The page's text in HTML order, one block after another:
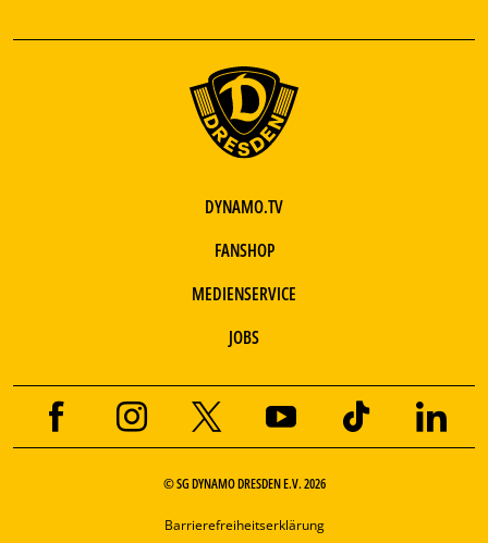
DYNAMO.TV
FANSHOP
MEDIENSERVICE
JOBS
© SG DYNAMO DRESDEN E.V. 2026
Barrierefreiheitserklärung